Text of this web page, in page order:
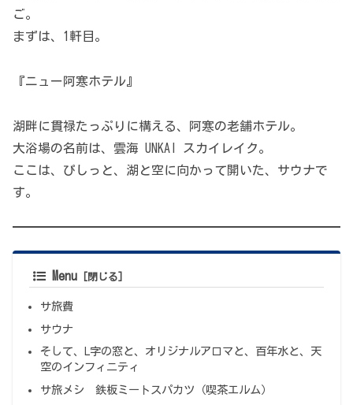
ご。
まずは、1軒目。
『ニュー阿寒ホテル』
湖畔に貫禄たっぷりに構える、阿寒の老舗ホテル。
大浴場の名前は、雲海 UNKAI スカイレイク。
ここは、ぴしっと、湖と空に向かって開いた、サウナで
す。
Menu
サ旅費
サウナ
そして、L字の窓と、オリジナルアロマと、百年水と、天
空のインフィニティ
サ旅メシ 鉄板ミートスパカツ（喫茶エルム）